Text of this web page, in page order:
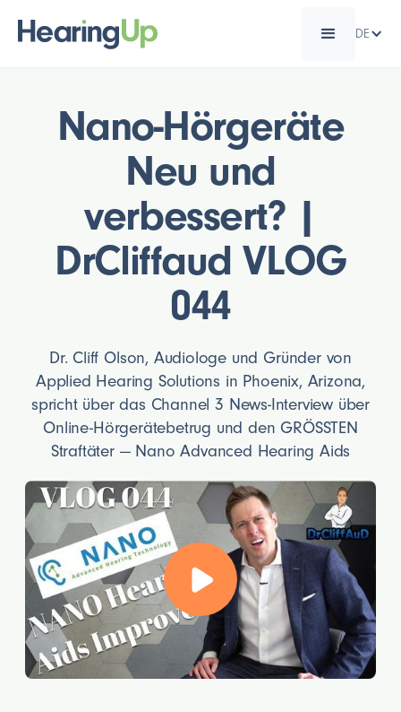
DE
Nano-Hörgeräte
Neu und
verbessert? |
DrCliffaud VLOG
044
Dr. Cliff Olson, Audiologe und Gründer von
Applied Hearing Solutions in Phoenix, Arizona,
spricht über das Channel 3 News-Interview über
Online-Hörgerätebetrug und den GRÖSSTEN
Straftäter — Nano Advanced Hearing Aids